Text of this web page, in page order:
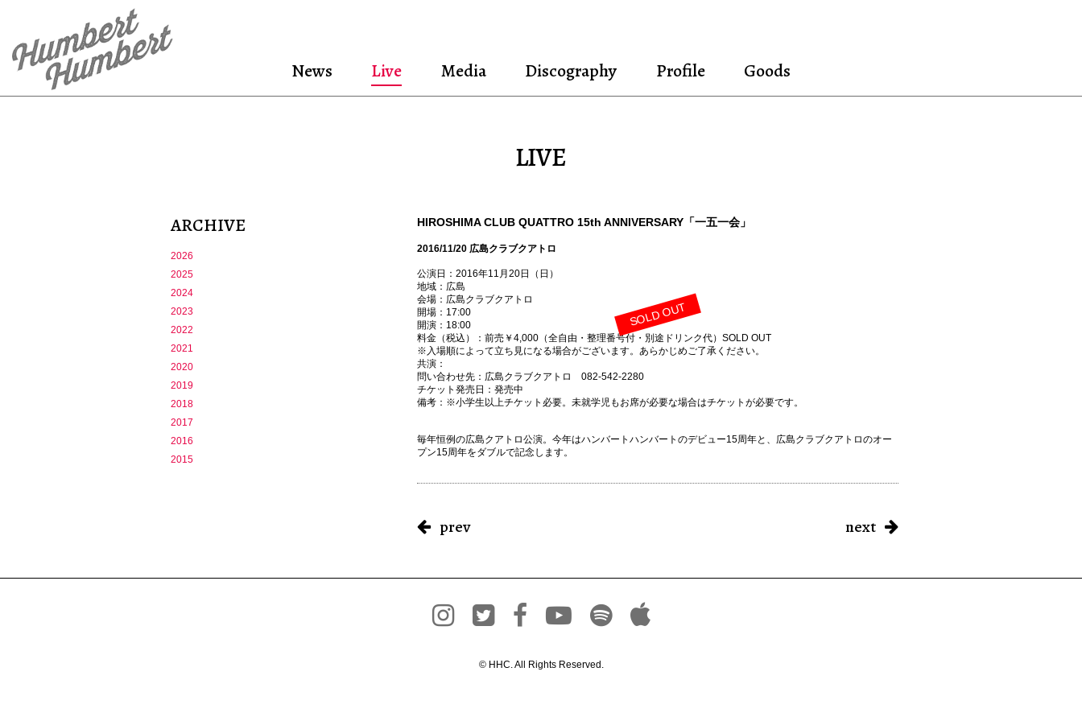
News Live Media Discography Profile Goods
LIVE
ARCHIVE
2026
2025
2024
2023
2022
2021
2020
2019
2018
2017
2016
2015
HIROSHIMA CLUB QUATTRO 15th ANNIVERSARY「一五一会」
2016/11/20 広島クラブクアトロ
公演日：2016年11月20日（日）
地域：広島
会場：広島クラブクアトロ
開場：17:00
開演：18:00
料金（税込）：前売￥4,000（全自由・整理番号付・別途ドリンク代）SOLD OUT
※入場順によって立ち見になる場合がございます。あらかじめご了承ください。
共演：
問い合わせ先：広島クラブクアトロ 082-542-2280
チケット発売日：発売中
備考：※小学生以上チケット必要。未就学児もお席が必要な場合はチケットが必要です。
毎年恒例の広島クアトロ公演。今年はハンバートハンバートのデビュー15周年と、広島クラブクアトロのオー
プン15周年をダブルで記念します。
SOLD OUT
prev next
© HHC. All Rights Reserved.